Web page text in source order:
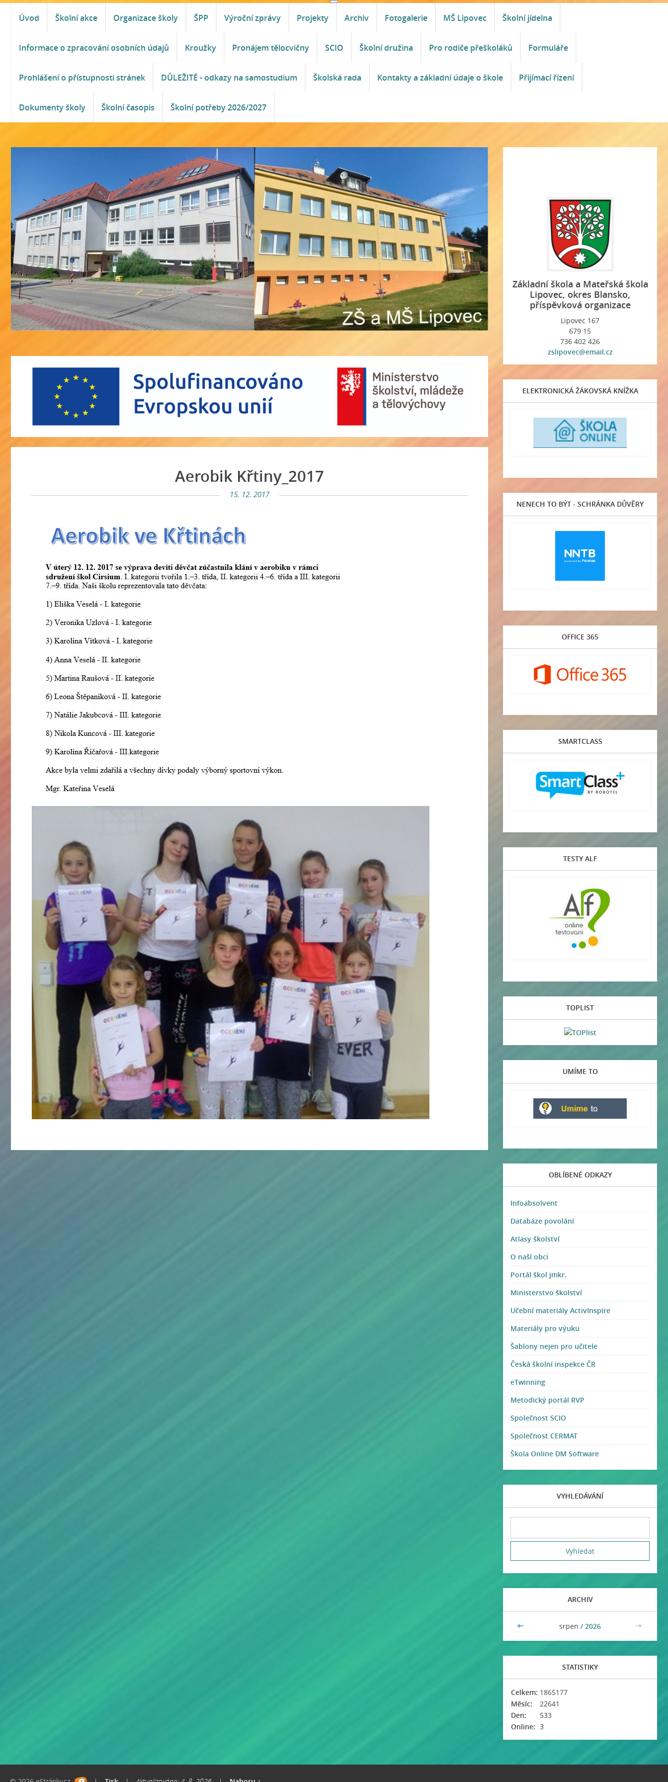
Úvod Školní akce Organizace školy ŠPP Výroční zprávy Projekty Archiv Fotogalerie MŠ Lipovec Školní jídelna
Informace o zpracování osobních údajů Kroužky Pronájem tělocvičny SCIO Školní družina Pro rodiče přeškoláků Formuláře
Prohlášení o přístupnosti stránek DŮLEŽITÉ - odkazy na samostudium Školská rada Kontakty a základní údaje o škole Přijímací řízení
Dokumenty školy Školní časopis Školní potřeby 2026/2027
Aerobik Křtiny_2017
15. 12. 2017
Základní škola a Mateřská škola
Lipovec, okres Blansko,
příspěvková organizace
Lipovec 167
679 15
736 402 426
zslipovec@email.cz
ELEKTRONICKÁ ŽÁKOVSKÁ KNÍŽKA
NENECH TO BÝT - SCHRÁNKA DŮVĚRY
OFFICE 365
SMARTCLASS
TESTY ALF
TOPLIST
UMÍME TO
OBLÍBENÉ ODKAZY
Infoabsolvent
Databáze povolání
Atlasy školství
O naší obci
Portál škol jmkr.
Ministerstvo školství
Učební materiály ActivInspire
Materiály pro výuku
Šablony nejen pro učitele
Česká školní inspekce ČR
eTwinning
Metodický portál RVP
Společnost SCIO
Společnost CERMAT
Škola Online DM Software
VYHLEDÁVÁNÍ
ARCHIV
<< srpen / 2026 >>
STATISTIKY
Online: 3
Celkem: 1865177
Měsíc:
22641
Den:
533